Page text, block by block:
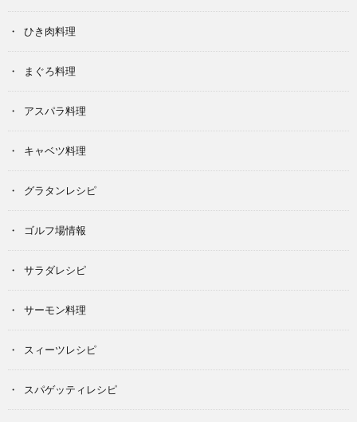
ひき肉料理
まぐろ料理
アスパラ料理
キャベツ料理
グラタンレシピ
ゴルフ場情報
サラダレシピ
サーモン料理
スィーツレシピ
スパゲッティレシピ